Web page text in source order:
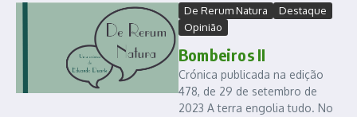
De Rerum Natura
Destaque
Opinião
Bombeiros II
Crónica publicada na edição
478, de 29 de setembro de
2023 A terra engolia tudo. No